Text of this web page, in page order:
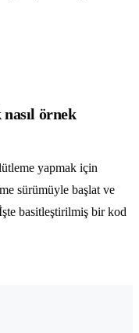
örnek
yapmak için
sürümüyle başlat ve
basitleştirilmiş bir kod